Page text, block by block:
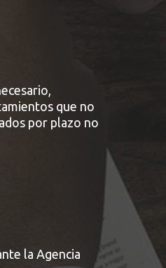
que no
por plazo no
la Agencia